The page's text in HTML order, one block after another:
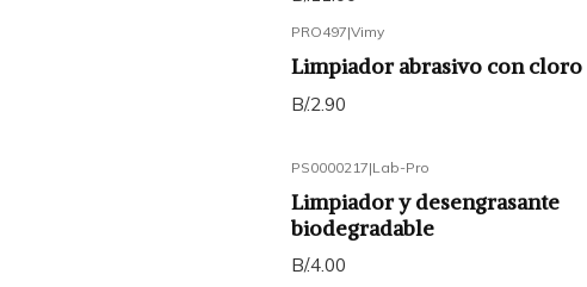
PRO497|Vimy
Limpiador abrasivo con cloro
B/.2.90
PS0000217|Lab-Pro
Limpiador y desengrasante
biodegradable
B/.4.00